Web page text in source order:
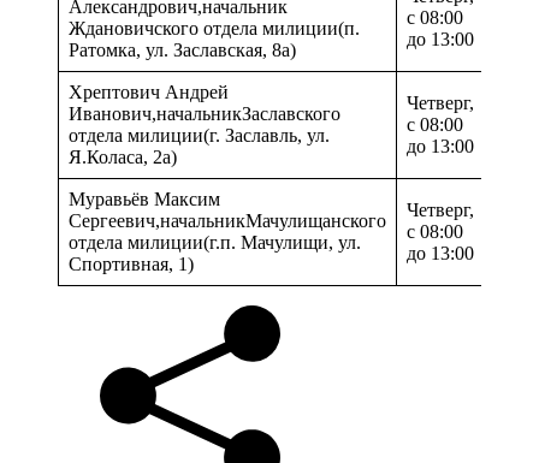
Александрович,начальник
Ждановичского отдела милиции(п.
Ратомка, ул. Заславская, 8а)
с 08:00
до 13:00
Хрептович Андрей
Иванович,начальникЗаславского
отдела милиции(г. Заславль, ул.
Я.Коласа, 2а)
Четверг,
с 08:00
до 13:00
Муравьёв Максим
Сергеевич,начальникМачулищанского
отдела милиции(г.п. Мачулищи, ул.
Спортивная, 1)
Четверг,
с 08:00
до 13:00